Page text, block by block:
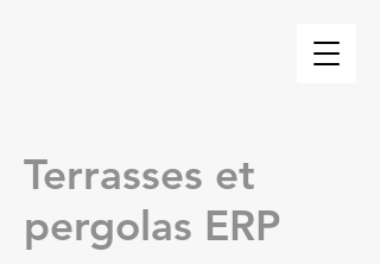
Terrasses et
pergolas ERP